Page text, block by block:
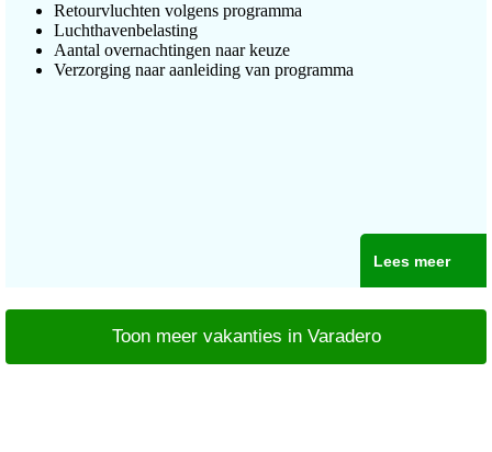
Retourvluchten volgens programma
Luchthavenbelasting
Aantal overnachtingen naar keuze
Verzorging naar aanleiding van programma
Lees meer
Toon meer vakanties in Varadero